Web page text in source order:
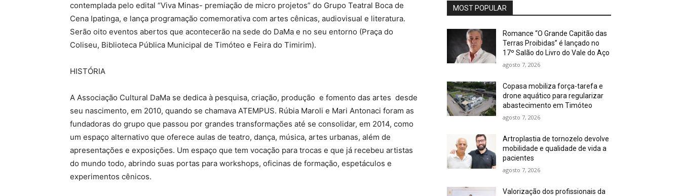
contemplada pelo edital “Viva Minas- premiação de micro projetos” do Grupo Teatral Boca de
Cena Ipatinga, e lança programação comemorativa com artes cênicas, audiovisual e literatura.
Serão oito eventos abertos que acontecerão na sede do DaMa e no seu entorno (Praça do
Coliseu, Biblioteca Pública Municipal de Timóteo e Feira do Timirim).
HISTÓRIA
A Associação Cultural DaMa se dedica à pesquisa, criação, produção e fomento das artes desde
seu nascimento, em 2010, quando se chamava ATEMPUS. Rúbia Maroli e Mari Antonaci foram as
fundadoras do grupo que passou por grandes transformações até se consolidar, em 2014, como
um espaço alternativo que oferece aulas de teatro, dança, música, artes urbanas, além de
apresentações e exposições. Um espaço que tem vocação para trocas e que já recebeu artistas
do mundo todo, abrindo suas portas para workshops, oficinas de formação, espetáculos e
experimentos cênicos.
MOST POPULAR
Romance “O Grande Capitão das
Terras Proibidas” é lançado no
17º Salão do Livro do Vale do Aço
agosto 7, 2026
Copasa mobiliza força-tarefa e
drone aquático para regularizar
abastecimento em Timóteo
agosto 7, 2026
Artroplastia de tornozelo devolve
mobilidade e qualidade de vida a
pacientes
agosto 7, 2026
Valorização dos profissionais da